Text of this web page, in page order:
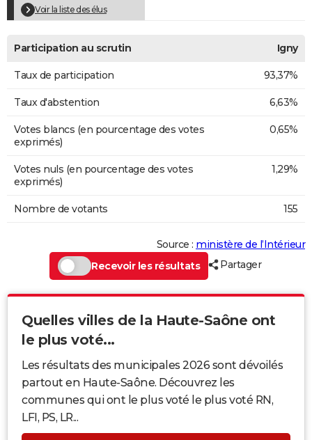
Bricolage
Lifestyle
Culture
Sport
Auto
Television
Voyage
Cinema
Voir la liste des élus
Participation au scrutin Igny
Taux de participation 93,37%
Taux d'abstention 6,63%
Votes blancs (en pourcentage des votes
exprimés)
0,65%
Votes nuls (en pourcentage des votes
exprimés)
1,29%
Nombre de votants 155
Source : ministère de l’Intérieur
Recevoir les résultats
Partager
Quelles villes de la Haute-Saône ont
le plus voté...
Les résultats des municipales 2026 sont dévoilés
partout en Haute-Saône. Découvrez les
communes qui ont le plus voté le plus voté RN,
LFI, PS, LR...